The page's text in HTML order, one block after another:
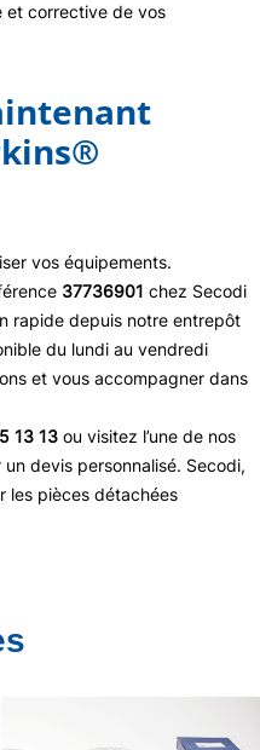
et corrective de vos
vos équipements.
37736901 chez Secodi
rapide depuis notre entrepôt
du lundi au vendredi
et vous accompagner dans
13 13 ou visitez l’une de nos
devis personnalisé. Secodi,
les pièces détachées